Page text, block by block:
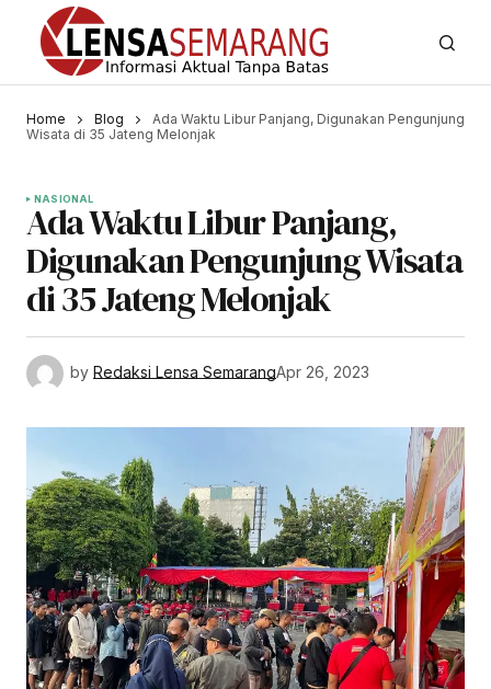
Home Blog
Ada Waktu Libur Panjang, Digunakan Pengunjung
Wisata di 35 Jateng Melonjak
NASIONAL
Ada Waktu Libur Panjang,
Digunakan Pengunjung Wisata
di 35 Jateng Melonjak
by Redaksi Lensa SemarangApr 26, 2023